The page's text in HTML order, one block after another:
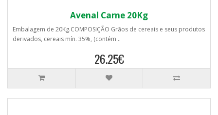
Avenal Carne 20Kg
Embalagem de 20Kg.COMPOSIÇÃO Grãos de cereais e seus produtos
derivados, cereais mín. 35%, (contém ..
26.25€